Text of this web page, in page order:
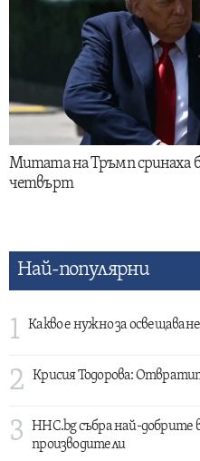
Митата на Тръмп сринаха
четвърт
Най-популярни
1 Какво е нужно за
2 Крисия Тодорова:
3
HHC.bg събра най-добрите
производители